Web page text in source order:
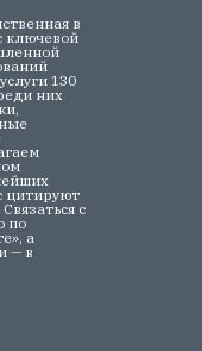
в
ключевой
130
них
цитируют
с
по
а
— в